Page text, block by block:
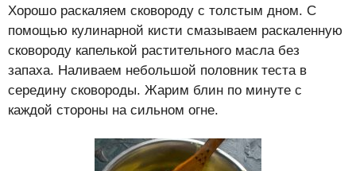
Хорошо раскаляем сковороду с толстым дном. С
помощью кулинарной кисти смазываем раскаленную
сковороду капелькой растительного масла без
запаха. Наливаем небольшой половник теста в
середину сковороды. Жарим блин по минуте с
каждой стороны на сильном огне.